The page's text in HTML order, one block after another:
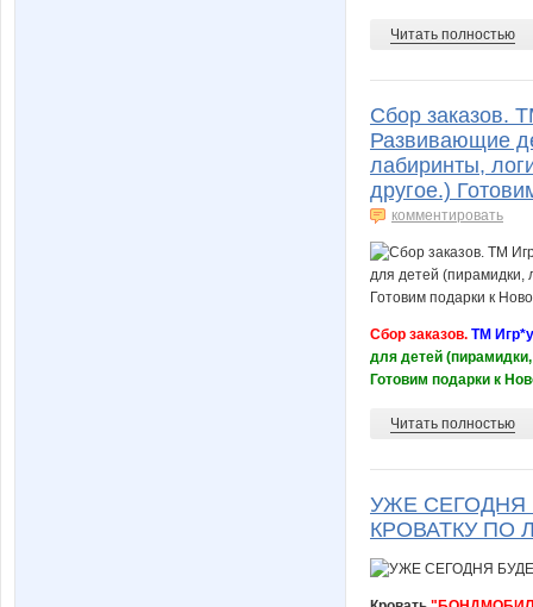
Читать полностью
Сбор заказов.
Развивающие
лабиринты,
другое.)
комментировать
Сбор заказов. ТМ
для детей
Готовим подарки к
Читать полностью
УЖЕ СЕГОДНЯ
КРОВАТКУ ПО